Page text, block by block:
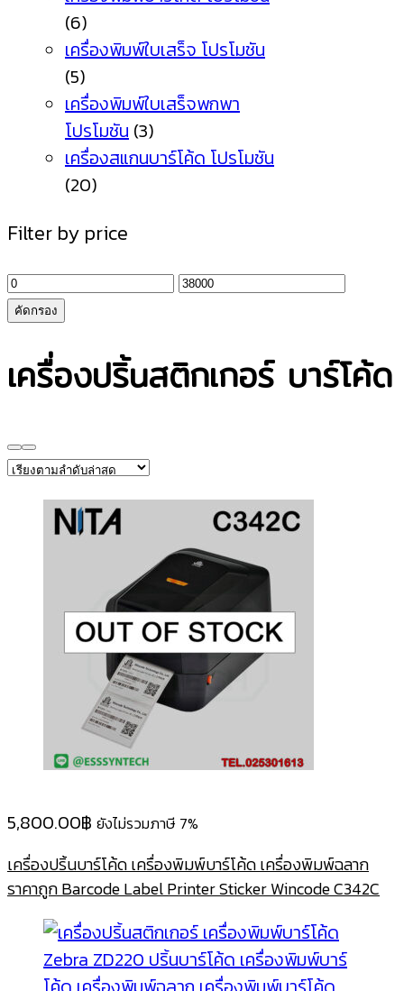
(6)
เครื่องพิมพ์ใบเสร็จ โปรโมชัน
(5)
เครื่องพิมพ์ใบเสร็จพกพา
โปรโมชัน (3)
เครื่องสแกนบาร์โค้ด โปรโมชัน
(20)
Filter by price
ราคา
ต่ำ
ราคา
คัดกรอง
เครื่องปริ้นสติกเกอร์ บาร์โค้ด
5,800.00฿ ยังไม่รวมภาษี 7%
เครื่องปริ้นบาร์โค้ด เครื่องพิมพ์บาร์โค้ด เครื่องพิมพ์ฉลาก
ราคาถูก Barcode Label Printer Sticker Wincode C342C